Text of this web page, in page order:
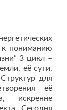
к пониманию
3 цикл –
её сути,
для
её
искренне
Сегодня